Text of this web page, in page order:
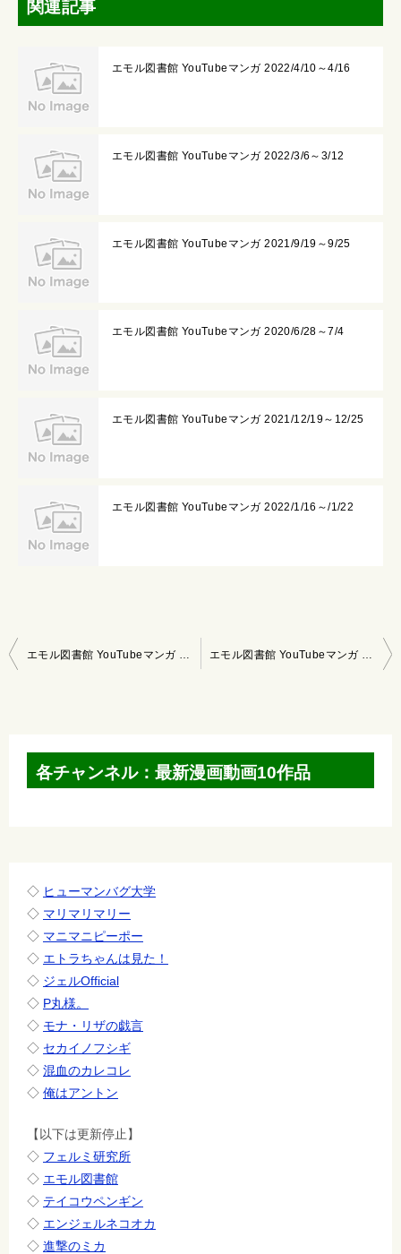
関連記事
エモル図書館 YouTubeマンガ 2022/4/10～4/16
エモル図書館 YouTubeマンガ 2022/3/6～3/12
エモル図書館 YouTubeマンガ 2021/9/19～9/25
エモル図書館 YouTubeマンガ 2020/6/28～7/4
エモル図書館 YouTubeマンガ 2021/12/19～12/25
エモル図書館 YouTubeマンガ 2022/1/16～/1/22
投
各チャンネル：最新漫画動画10作品
◇ ヒューマンバグ大学
◇ マリマリマリー
◇ マニマニピーポー
◇ エトラちゃんは見た！
◇ ジェルOfficial
◇ P丸様。
◇ モナ・リザの戯言
◇ セカイノフシギ
◇ 混血のカレコレ
◇ 俺はアントン
【以下は更新停止】
◇ フェルミ研究所
◇ エモル図書館
◇ テイコウペンギン
◇ エンジェルネコオカ
◇ 進撃のミカ